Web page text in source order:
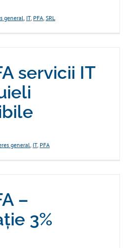
general, IT, PFA, SRL
servicii IT
general, IT, PFA
–
3%